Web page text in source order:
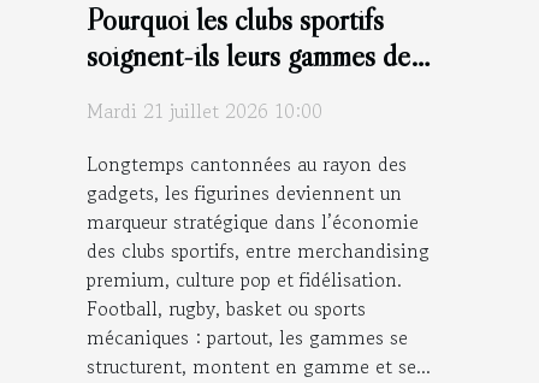
Pourquoi les clubs sportifs
soignent-ils leurs gammes de
Mardi 21 juillet 2026 10:00
Longtemps cantonnées au rayon des
gadgets, les figurines deviennent un
marqueur stratégique dans l’économie
des clubs sportifs, entre merchandising
premium, culture pop et fidélisation.
Football, rugby, basket ou sports
mécaniques : partout, les gammes se
structurent, montent en gamme et se...